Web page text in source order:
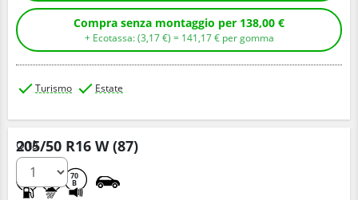
Compra senza montaggio per 138,00 €
+ Ecotassa: (3,17€ ) = 141,17€ per gomma
Turismo Estate
205/50 R16 W (87)
70
B
Q.tà